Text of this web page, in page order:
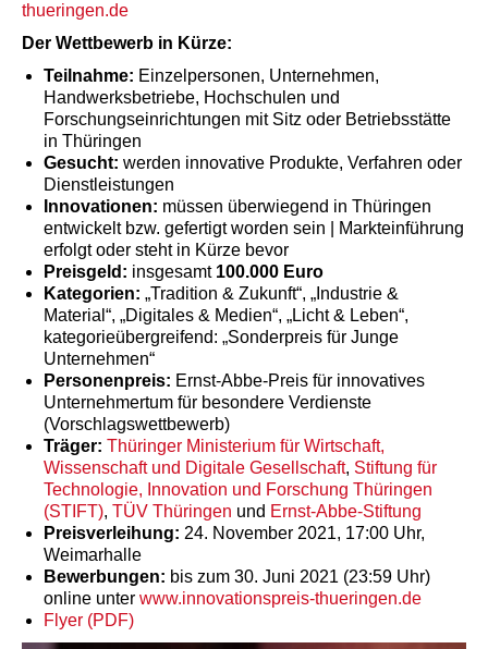
thueringen.de
Der Wettbewerb in Kürze:
Teilnahme: Einzelpersonen, Unternehmen,
Handwerksbetriebe, Hochschulen und
Forschungseinrichtungen mit Sitz oder Betriebsstätte
in Thüringen
Gesucht: werden innovative Produkte, Verfahren oder
Dienstleistungen
Innovationen: müssen überwiegend in Thüringen
entwickelt bzw. gefertigt worden sein | Markteinführung
erfolgt oder steht in Kürze bevor
Preisgeld: insgesamt 100.000 Euro
Kategorien: „Tradition & Zukunft“, „Industrie &
Material“, „Digitales & Medien“, „Licht & Leben“,
kategorieübergreifend: „Sonderpreis für Junge
Unternehmen“
Personenpreis: Ernst-Abbe-Preis für innovatives
Unternehmertum für besondere Verdienste
(Vorschlagswettbewerb)
Träger: Thüringer Ministerium für Wirtschaft,
Wissenschaft und Digitale Gesellschaft, Stiftung für
Technologie, Innovation und Forschung Thüringen
(STIFT), TÜV Thüringen und Ernst-Abbe-Stiftung
Preisverleihung: 24. November 2021, 17:00 Uhr,
Weimarhalle
Bewerbungen: bis zum 30. Juni 2021 (23:59 Uhr)
online unter www.innovationspreis-thueringen.de
Flyer (PDF)